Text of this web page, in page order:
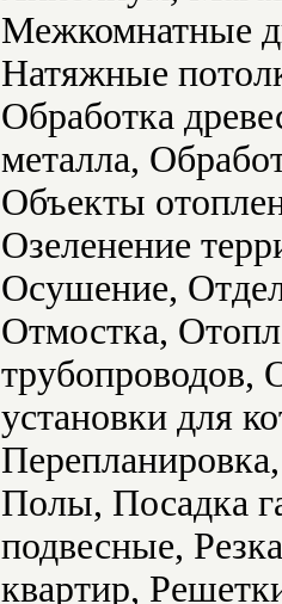
Межкомнатные
Натяжные
Обработка
металла,
Объекты
Озеленение
Осушение,
Отмостка,
трубопроводов,
установки для
Полы, Посадка
подвесные,
квартир,